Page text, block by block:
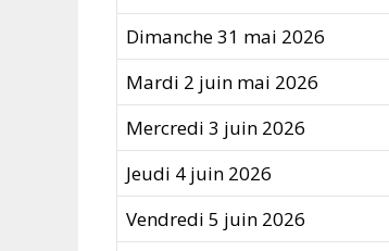
Dimanche 31 mai 2026
Mardi 2 juin mai 2026
Mercredi 3 juin 2026
Jeudi 4 juin 2026
Vendredi 5 juin 2026